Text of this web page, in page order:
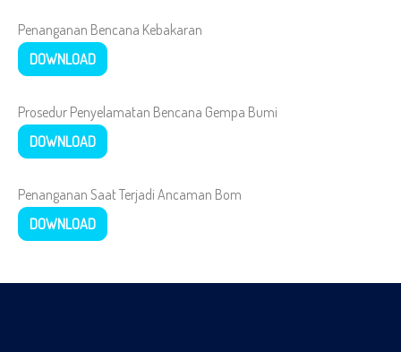
Penanganan Bencana Kebakaran
DOWNLOAD
Prosedur Penyelamatan Bencana Gempa Bumi
DOWNLOAD
Penanganan Saat Terjadi Ancaman Bom
DOWNLOAD